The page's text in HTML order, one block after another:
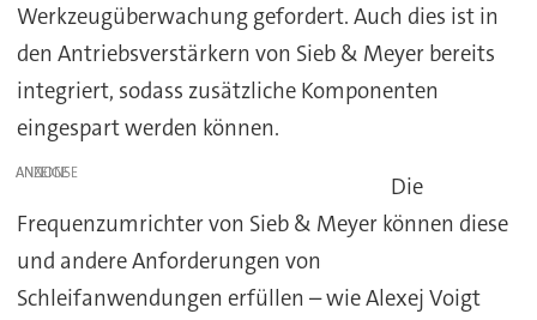
Werkzeugüberwachung gefordert. Auch dies ist in
den Antriebsverstärkern von Sieb & Meyer bereits
integriert, sodass zusätzliche Komponenten
eingespart werden können.
ANZEIGE
Die
Frequenzumrichter von Sieb & Meyer können diese
und andere Anforderungen von
Schleifanwendungen erfüllen – wie Alexej Voigt